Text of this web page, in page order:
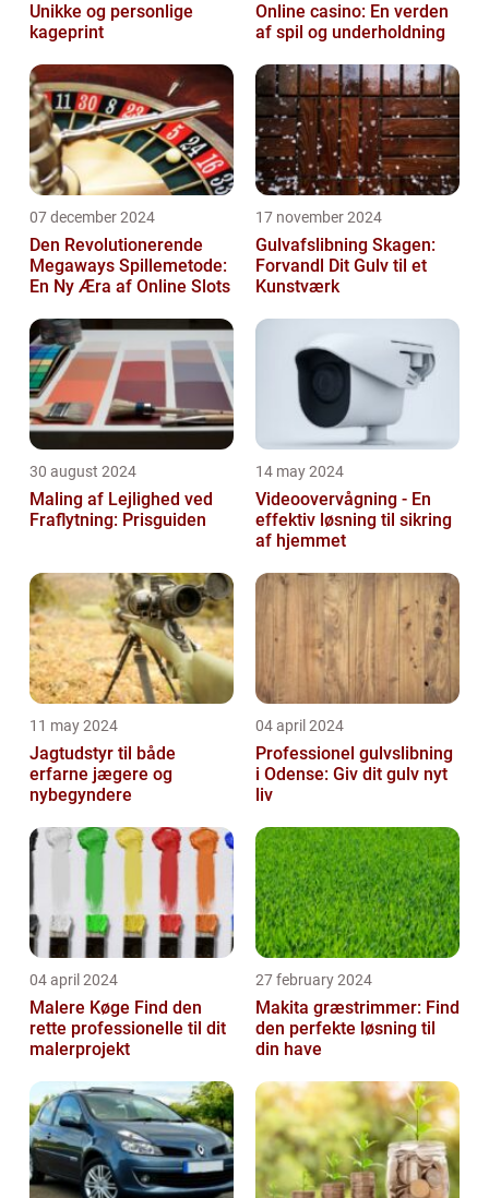
Unikke og personlige
kageprint
Online casino: En verden
af spil og underholdning
07 december 2024
Den Revolutionerende
Megaways Spillemetode:
En Ny Æra af Online Slots
17 november 2024
Gulvafslibning Skagen:
Forvandl Dit Gulv til et
Kunstværk
30 august 2024
Maling af Lejlighed ved
Fraflytning: Prisguiden
14 may 2024
Videoovervågning - En
effektiv løsning til sikring
af hjemmet
11 may 2024
Jagtudstyr til både
erfarne jægere og
nybegyndere
04 april 2024
Professionel gulvslibning
i Odense: Giv dit gulv nyt
liv
04 april 2024
Malere Køge Find den
rette professionelle til dit
malerprojekt
27 february 2024
Makita græstrimmer: Find
den perfekte løsning til
din have